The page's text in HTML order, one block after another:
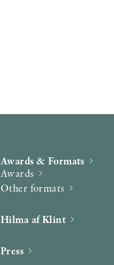
Awards & Formats
Awards
Other formats
Hilma af Klint
Press